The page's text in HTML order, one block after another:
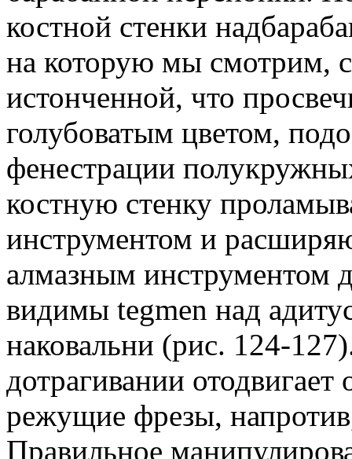
костной стенки
на которую мы смотрим,
истонченной, что
голубоватым цветом,
фенестрации
костную стенку
инструментом и
алмазным инструментом
видимы tegmen над
наковальни (рис. 124-
дотрагивании отодвигает
режущие фрезы,
Правильное